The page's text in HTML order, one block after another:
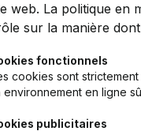
web. La politique en
sur la manière
fonctionnels
cookies sont
environnement en ligne
publicitaires